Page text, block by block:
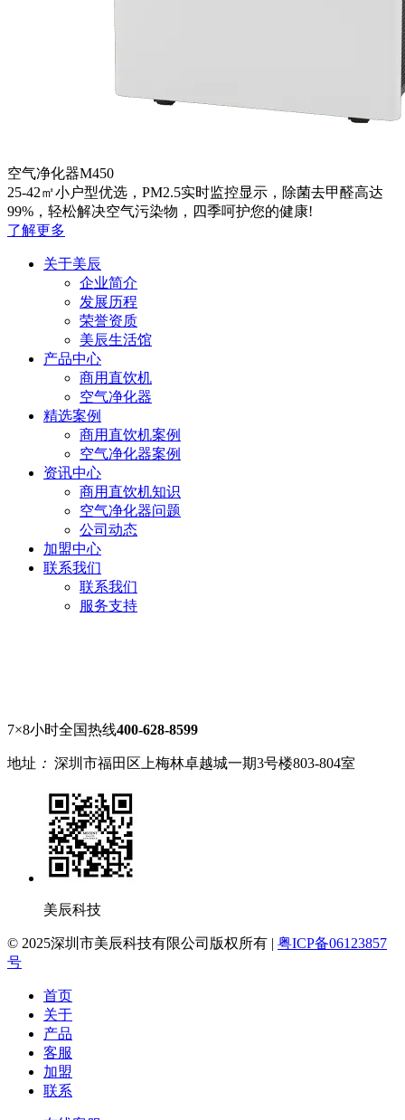
空气净化器M450
25-42㎡小户型优选，PM2.5实时监控显示，除菌去甲醛高达
99%，轻松解决空气污染物，四季呵护您的健康!
了解更多
关于美辰
企业简介
发展历程
荣誉资质
美辰生活馆
产品中心
商用直饮机
空气净化器
精选案例
商用直饮机案例
空气净化器案例
资讯中心
商用直饮机知识
空气净化器问题
公司动态
加盟中心
联系我们
联系我们
服务支持
7×8小时全国热线400-628-8599
地址 ： 深圳市福田区上梅林卓越城一期3号楼803-804室
美辰科技
© 2025深圳市美辰科技有限公司版权所有 | 粤ICP备06123857
号
首页
关于
产品
客服
加盟
联系